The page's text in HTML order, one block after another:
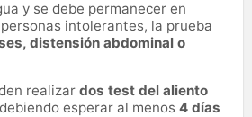
y se debe permanecer en
intolerantes, la prueba
distensión abdominal o
realizar dos test del aliento
esperar al menos 4 días